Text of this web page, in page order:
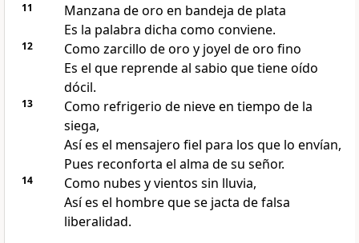
11
Manzana de oro en bandeja de plata
Es la palabra dicha como conviene.
12
Como zarcillo de oro y joyel de oro fino
Es el que reprende al sabio que tiene oído
dócil.
13
Como refrigerio de nieve en tiempo de la
siega,
Así es el mensajero fiel para los que lo envían,
Pues reconforta el alma de su señor.
14
Como nubes y vientos sin lluvia,
Así es el hombre que se jacta de falsa
liberalidad.